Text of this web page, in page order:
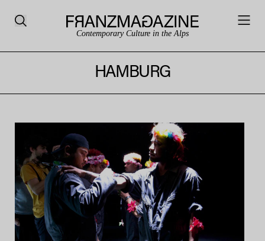
Contemporary Culture in the Alps
HAMBURG